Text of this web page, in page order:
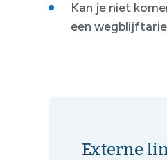
Kan je niet
een
Externe